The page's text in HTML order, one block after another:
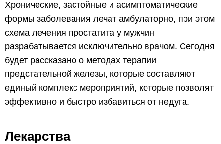
Хронические, застойные и асимптоматические
формы заболевания лечат амбулаторно, при этом
схема лечения простатита у мужчин
разрабатывается исключительно врачом. Сегодня
будет рассказано о методах терапии
предстательной железы, которые составляют
единый комплекс мероприятий, которые позволят
эффективно и быстро избавиться от недуга.
Лекарства